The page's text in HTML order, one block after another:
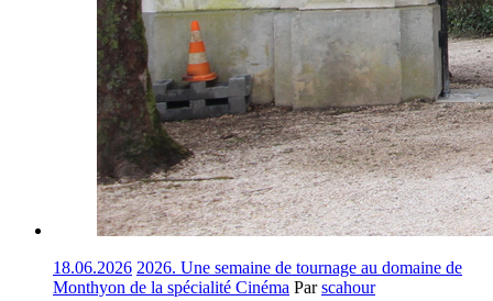
18.06.2026 2026. Une semaine de tournage au domaine de
Monthyon de la spécialité Cinéma Parscahour